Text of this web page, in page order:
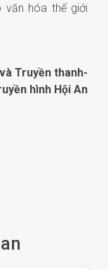
văn hóa thế giới
Truyền thanh-
hình Hội An